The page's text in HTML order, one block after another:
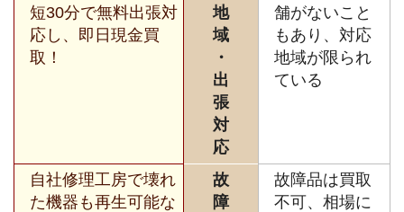
短30分で無料出張対
応し、即日現金買
取！
地
域
・
出
張
対
応
舗がないこと
もあり、対応
地域が限られ
ている
自社修理工房で壊れ
た機器も再生可能な
故
障
故障品は買取
不可、相場に